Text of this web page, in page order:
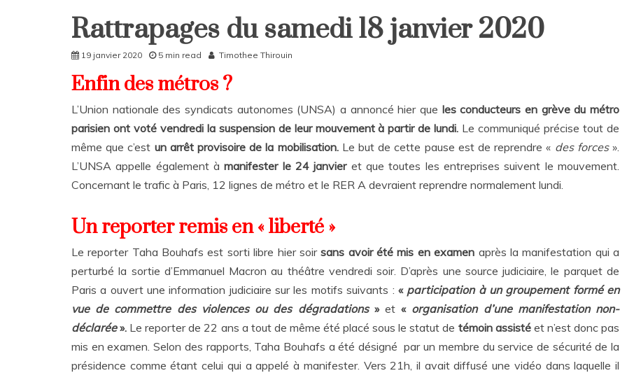
Home
Rattrapages du samedi 18 janvier 2020
19 janvier 2020 5 min read Timothee Thirouin
Enfin des métros ?
L’Union nationale des syndicats autonomes (UNSA) a annoncé hier que les conducteurs en grève du métro
parisien ont voté vendredi la suspension de leur mouvement à partir de lundi. Le communiqué précise tout de
même que c’est un arrêt provisoire de la mobilisation.Le but de cette pause est de reprendre « des forces».
L’UNSA appelle également àmanifester le 24 janvieret que toutes les entreprises suivent le mouvement.
Concernant le trafic à Paris, 12 lignes de métro et le RER A devraient reprendre normalement lundi.
Un reporter remis en « liberté »
Le reporter Taha Bouhafs est sorti libre hier soirsans avoir été mis en examen après la manifestation qui a
perturbé la sortie d’Emmanuel Macron au théâtre vendredi soir. D’après une source judiciaire, le parquet de
Paris a ouvert une information judiciaire sur les motifs suivants : « participation à un groupement formé en
vue de commettre des violences ou des dégradations» et« organisation d’une manifestation non-
déclarée». Le reporter de 22 ans a tout de même été placé sous le statut de témoin assistéet n’est donc pas
mis en examen. Selon des rapports, Taha Bouhafs a été désigné par un membre du service de sécurité de la
présidence comme étant celui qui a appelé à manifester. Vers 21h, il avait diffusé une vidéo dans laquelle il